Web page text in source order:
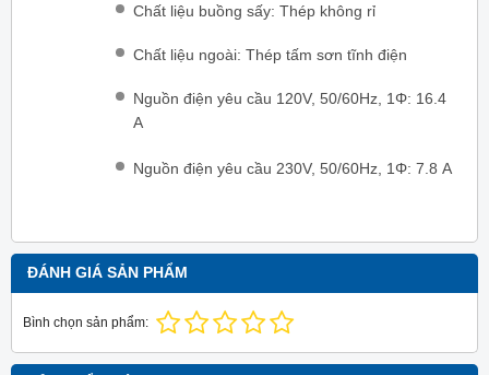
Chất liệu buồng sấy: Thép không rỉ
Chất liệu ngoài: Thép tấm sơn tĩnh điện
Nguồn điện yêu cầu 120V, 50/60Hz, 1Φ: 16.4
A
Nguồn điện yêu cầu 230V, 50/60Hz, 1Φ: 7.8 A
ĐÁNH GIÁ SẢN PHẨM
Bình chọn sản phẩm: